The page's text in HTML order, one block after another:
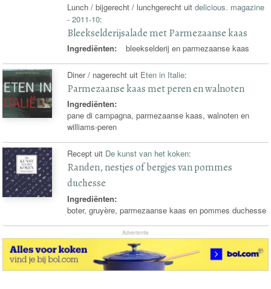
Lunch / bijgerecht / lunchgerecht uitdelicious. magazine
- 2011-10:
Bleekselderijsalade met Parmezaanse kaas
Ingrediënten: bleekselderij en parmezaanse kaas
Diner / nagerecht uit Eten in Italie:
Parmezaanse kaas met peren en walnoten
Ingrediënten:
pane di campagna, parmezaanse kaas, walnoten en
williams-peren
Recept uit De kunst van het koken:
Randen, nestjes of bergjes van pommes
duchesse
Ingrediënten:
boter, gruyère, parmezaanse kaas en pommes duchesse
Advertentie